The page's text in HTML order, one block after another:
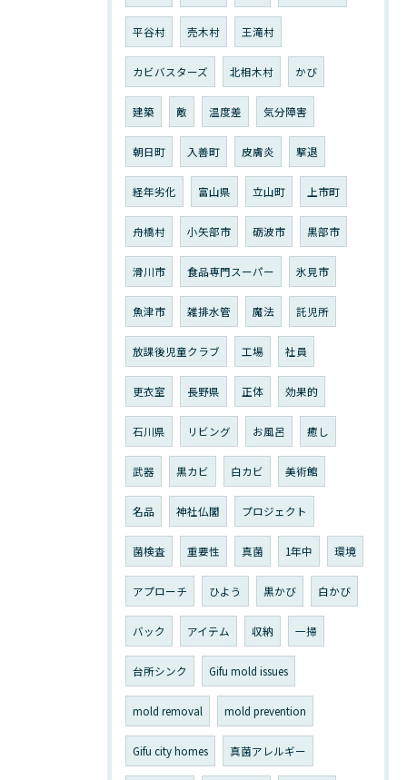
平谷村 売木村 王滝村
カビバスターズ 北相木村 かび
建築 敵 温度差 気分障害
朝日町 入善町 皮膚炎 撃退
経年劣化 富山県 立山町 上市町
舟橋村 小矢部市 砺波市 黒部市
滑川市 食品専門スーパー 氷見市
魚津市 雑排水管 魔法 託児所
放課後児童クラブ 工場 社員
更衣室 長野県 正体 効果的
石川県 リビング お風呂 癒し
武器 黒カビ 白カビ 美術館
名品 神社仏閣 プロジェクト
菌検査 重要性 真菌 1年中 環境
アプローチ ひよう 黒かび 白かび
バック アイテム 収納 一掃
台所シンク Gifu mold issues
mold removal mold prevention
Gifu city homes 真菌アレルギー